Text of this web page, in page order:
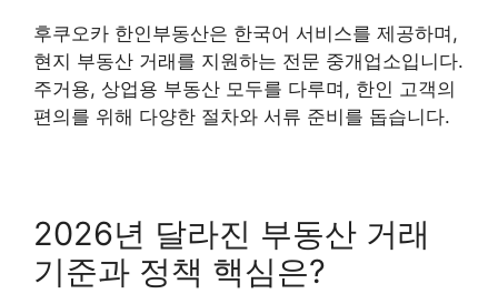
후쿠오카 한인부동산은 한국어 서비스를 제공하며,
현지 부동산 거래를 지원하는 전문 중개업소입니다.
주거용, 상업용 부동산 모두를 다루며, 한인 고객의
편의를 위해 다양한 절차와 서류 준비를 돕습니다.
2026년 달라진 부동산 거래
기준과 정책 핵심은?